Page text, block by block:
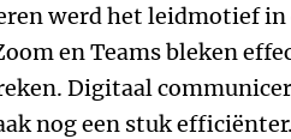
werd het leidmotief
en Teams bleken
Digitaal
nog een stuk